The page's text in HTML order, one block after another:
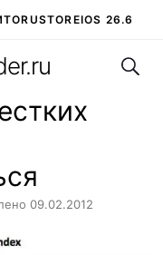
RUSTOREIOS 26.6
В ROBLOX
09.02.2012